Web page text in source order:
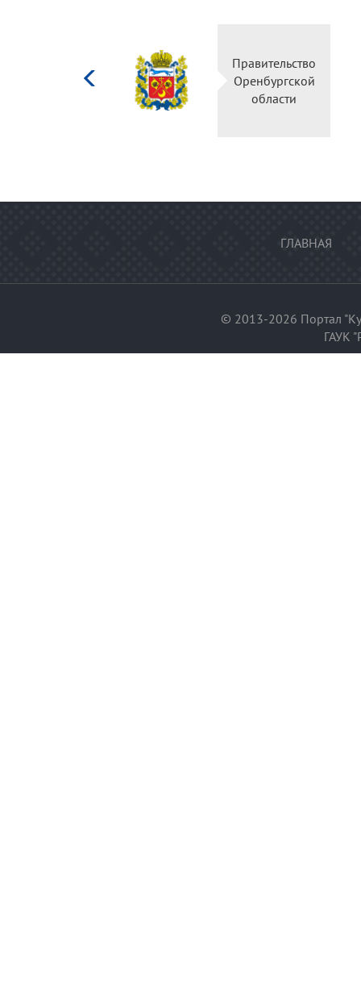
Министерство
культуры
Российской
ГЛАВНАЯ
© 2013-2026 Портал
ГАУК